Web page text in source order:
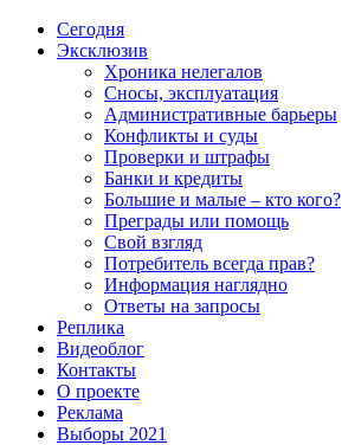
Сегодня
Эксклюзив
Хроника нелегалов
Сносы, эксплуатация
Административные барьеры
Конфликты и суды
Проверки и штрафы
Банки и кредиты
Большие и малые – кто кого?
Преграды или помощь
Свой взгляд
Потребитель всегда прав?
Информация наглядно
Ответы на запросы
Реплика
Видеоблог
Контакты
О проекте
Реклама
Выборы 2021